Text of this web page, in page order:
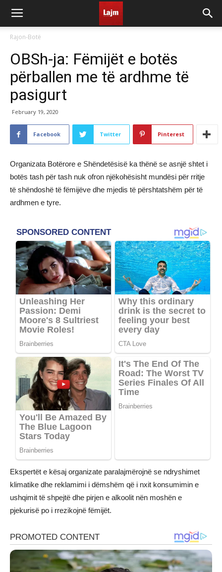
Rajon-Botë
OBSh-ja: Fëmijët e botës
përballen me të ardhme të
pasigurt
February 19, 2020
Facebook Twitter Pinterest
Organizata Botërore e Shëndetësisë ka thënë se asnjë shtet i
botës tash për tash nuk ofron njëkohësisht mundësi për rritje
të shëndoshë të fëmijëve dhe mjedis të përshtatshëm për të
ardhmen e tyre.
Ekspertët e kësaj organizate paralajmërojnë se ndryshimet
klimatike dhe reklamimi i dëmshëm që i nxit konsumimin e
ushqimit të shpejtë dhe pirjen e alkoolit nën moshën e
pjekurisë po i rrezikojnë fëmijët.